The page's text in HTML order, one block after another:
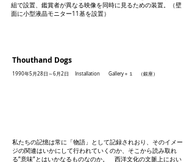
組で設置、鑑賞者が異なる映像を同時に見るための装置。（壁
面に小型液晶モニター11基を設置）
Thouthand Dogs
1990年5月28日～6月2日 Installation Gallery＋１ （銀座）
私たちの記憶は常に「物語」として記録されおり、そのイメー
ジの関連はいかにして行われていくのか、そこから読み取れ
る”意味”とはいかなるものなのか。 西洋文化の文脈上におい